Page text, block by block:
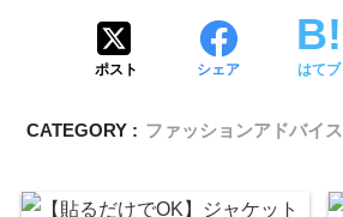
ポスト シェア はてブ
CATEGORY : ファッションアドバイス